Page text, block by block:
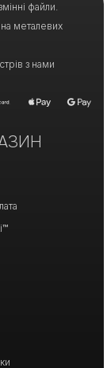
файли.
металевих
з нами